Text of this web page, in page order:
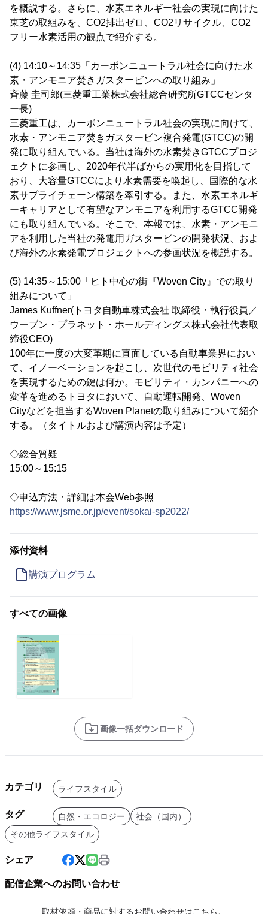
を概説する。さらに、水素エネルギー社会の実現に向けた
東芝の取組みを、CO2排出ゼロ、CO2リサイクル、CO2
フリー水素活用の観点で紹介する。
(4) 14:10～14:35「カーボンニュートラル社会に向けた水
素・アンモニア焚きガスタービンへの取り組み」
斉藤 圭司郎(三菱重工業株式会社総合研究所GTCCセンタ
ー長)
三菱重工は、カーボンニュートラル社会の実現に向けて、
水素・アンモニア焚きガスタービン複合発電(GTCC)の開
発に取り組んでいる。当社は海外の水素焚きGTCCプロジ
ェクトに参画し、2020年代半ばからの実用化を目指して
おり、大容量GTCCにより水素需要を喚起し、国際的な水
素サプライチェーン構築を牽引する。また、水素エネルギ
ーキャリアとして有望なアンモニアを利用するGTCC開発
にも取り組んでいる。そこで、本報では、水素・アンモニ
アを利用した当社の発電用ガスタービンの開発状況、およ
び海外の水素発電プロジェクトへの参画状況を概説する。
(5) 14:35～15:00「ヒト中心の街『Woven City』での取り
組みについて」
James Kuffner(トヨタ自動車株式会社 取締役・執行役員／
ウーブン・プラネット・ホールディングス株式会社代表取
締役CEO)
100年に一度の大変革期に直面している自動車業界におい
て、イノーベーションを起こし、次世代のモビリティ社会
を実現するための鍵は何か。モビリティ・カンパニーへの
変革を進めるトヨタにおいて、自動運転開発、Woven
Cityなどを担当するWoven Planetの取り組みについて紹介
する。（タイトルおよび講演内容は予定）
◇総合質疑
15:00～15:15
◇申込方法・詳細は本会Web参照
https://www.jsme.or.jp/event/sokai-sp2022/
添付資料
講演プログラム
すべての画像
画像一括ダウンロード
カテゴリ ライフスタイル
タグ 自然・エコロジー
社会（国内）
その他ライフスタイル
シェア
配信企業へのお問い合わせ
取材依頼・商品に対するお問い合わせはこちら。